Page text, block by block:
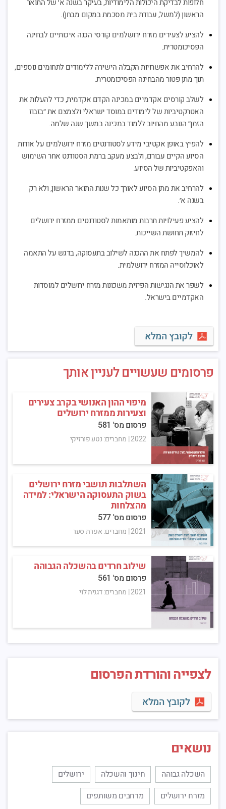
חלופות לבדיקת היכולות הלימודיות, בעיקר בשנה א׳ של התואר
הראשון (למשל, עבודת בית מסכמת במקום מבחן).
להציע לצעירים מזרח ירושלמים קורסי הכנה איכותיים לבחינה
הפסיכומטרית.
להרחיב את אפשרויות הקבלה הישירה ללימודים לתחומים נוספים,
תוך מתן פטור מהבחינה הפסיכומטרית.
לשלב קורסים אקדמיים במכינה הקדם אקדמית, כדי להעלות את
האטרקטיביות של לימודים במוסד ישראלי ולצמצם את ״בזבוז
הזמן״ הנובע מהחיוב ללמוד במכינה במשך שנה שלמה.
להפיץ באופן אקטיבי מידע לסטודנטים מזרח ירושלמים על אודות
הסיוע הקיים עבורם, ולבצע מעקב ברמת הסטודנט אחר השימוש
והאפקטיביות של הסיוע.
להרחיב את מתן הסיוע לאורך כל שנות התואר הראשון, ולא רק
בשנה א׳.
להציע פעילויות תרבות מותאמות לסטודנטים ממזרח ירושלים
לחיזוק תחושת השייכות.
להמשיך לפתח את ההכנה לשילוב בתעסוקה, בדגש על התאמה
לאוכלוסייה המזרח ירושלמית.
לשפר את הנגישות הפיזית משכונות מזרח ירושלים למוסדות
האקדמיים בישראל.
לקובץ המלא
פרסומים שעשויים לעניין אותך
מיפוי ההון האנושי בקרב צעירים
וצעירות ממזרח ירושלים
פרסום מס' 581
2022
| מחברים: נטע פורזיקי
השתלבות תושבי מזרח ירושלים
בשוק התעסוקה הישראלי: למידה
מהצלחות
פרסום מס' 577
2021
| מחברים: אפרת סער
שילוב חרדים בהשכלה הגבוהה
פרסום מס' 561
2021
| מחברים: דגנית לוי
לצפייה והורדת הפרסום
לקובץ המלא
נושאים
השכלה גבוהה חינוך והשכלה
ירושלים
מזרח ירושלים
מרחבים משותפים